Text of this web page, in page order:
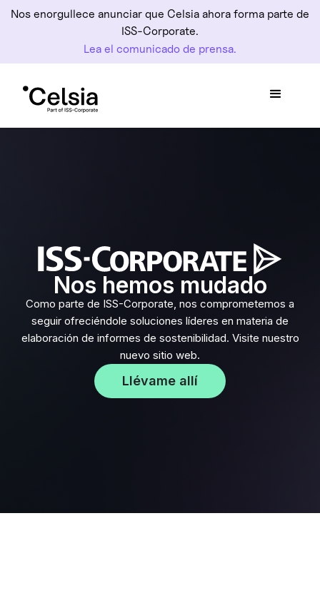
Nos enorgullece anunciar que Celsia ahora forma parte de
ISS-Corporate.
Lea el comunicado de prensa.
Nos hemos mudado
Como parte de ISS-Corporate, nos comprometemos a
seguir ofreciéndole soluciones líderes en materia de
elaboración de informes de sostenibilidad. Visite nuestro
nuevo sitio web.
Llévame allí